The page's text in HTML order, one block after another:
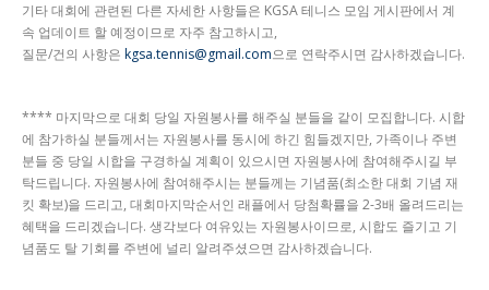
기타 대회에 관련된 다른 자세한 사항들은 KGSA 테니스 모임 게시판에서 계
속 업데이트 할 예정이므로 자주 참고하시고,
질문/건의 사항은 kgsa.tennis@gmail.com으로 연락주시면 감사하겠습니다.
**** 마지막으로 대회 당일 자원봉사를 해주실 분들을 같이 모집합니다. 시합
에 참가하실 분들께서는 자원봉사를 동시에 하긴 힘들겠지만, 가족이나 주변
분들 중 당일 시합을 구경하실 계획이 있으시면 자원봉사에 참여해주시길 부
탁드립니다. 자원봉사에 참여해주시는 분들께는 기념품(최소한 대회 기념 재
킷 확보)을 드리고, 대회마지막순서인 래플에서 당첨확률을 2-3배 올려드리는
혜택을 드리겠습니다. 생각보다 여유있는 자원봉사이므로, 시합도 즐기고 기
념품도 탈 기회를 주변에 널리 알려주셨으면 감사하겠습니다.